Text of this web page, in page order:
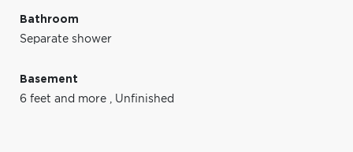
Bathroom
Separate shower
Basement
6 feet and more , Unfinished